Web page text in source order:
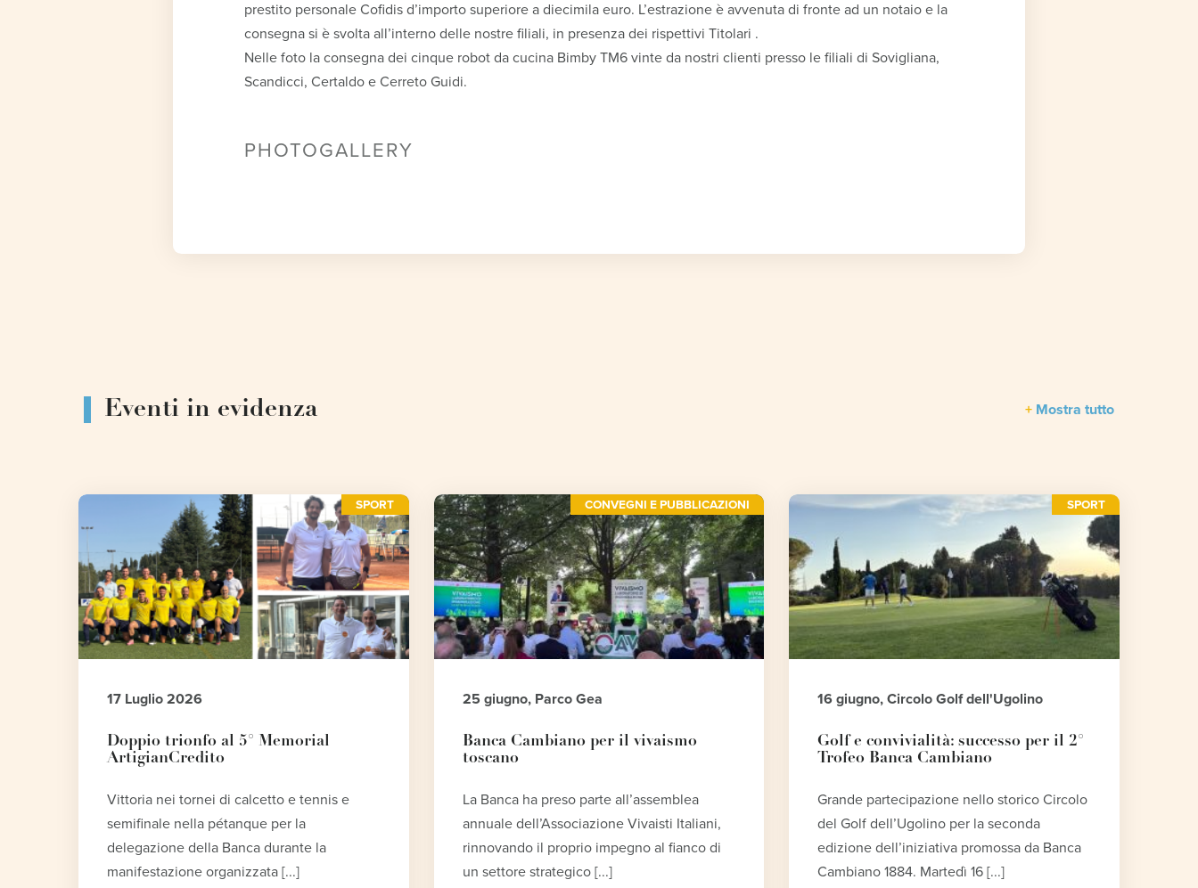
prestito personale Cofidis d’importo superiore a diecimila euro. L’estrazione è avvenuta di fronte ad un notaio e la
consegna si è svolta all’interno delle nostre filiali, in presenza dei rispettivi Titolari .
Nelle foto la consegna dei cinque robot da cucina Bimby TM6 vinte da nostri clienti presso le filiali di Sovigliana,
Scandicci, Certaldo e Cerreto Guidi.
PHOTOGALLERY
Eventi in evidenza Mostra tutto
SPORT
17 Luglio 2026
Doppio trionfo al 5° Memorial
ArtigianCredito
Vittoria nei tornei di calcetto e tennis e
semifinale nella pétanque per la
delegazione della Banca durante la
manifestazione organizzata [...]
CONVEGNI E PUBBLICAZIONI
25 giugno, Parco Gea
Banca Cambiano per il vivaismo
toscano
La Banca ha preso parte all’assemblea
annuale dell’Associazione Vivaisti Italiani,
rinnovando il proprio impegno al fianco di
un settore strategico [...]
SPORT
16 giugno, Circolo Golf dell'Ugolino
Golf e convivialità: successo per il 2°
Trofeo Banca Cambiano
Grande partecipazione nello storico Circolo
del Golf dell’Ugolino per la seconda
edizione dell’iniziativa promossa da Banca
Cambiano 1884. Martedì 16 [...]